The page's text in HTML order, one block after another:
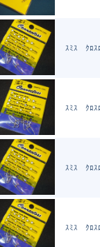
ｽﾐｽ ｸﾛｽ
ｽﾐｽ ｸﾛｽ
ｽﾐｽ ｸﾛｽ
ｽﾐｽ ｸﾛｽ